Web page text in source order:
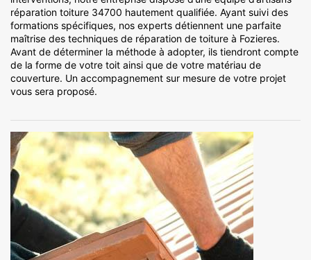
réparation toiture 34700 hautement qualifiée. Ayant suivi des
formations spécifiques, nos experts détiennent une parfaite
maîtrise des techniques de réparation de toiture à Fozieres.
Avant de déterminer la méthode à adopter, ils tiendront compte
de la forme de votre toit ainsi que de votre matériau de
couverture. Un accompagnement sur mesure de votre projet
vous sera proposé.